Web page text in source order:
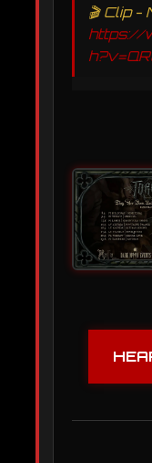
🎬 Clip -
https://